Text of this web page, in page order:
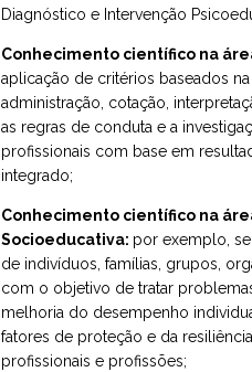
Diagnóstico e Intervenção
Conhecimento científico na
aplicação de critérios baseados
administração, cotação,
as regras de conduta e a
profissionais com base em
integrado;
Conhecimento científico na
Socioeducativa: por exemplo,
de indivíduos, famílias, grupos,
com o objetivo de tratar
melhoria do desempenho
fatores de proteção e da
profissionais e profissões;